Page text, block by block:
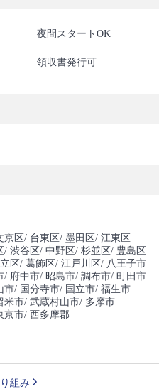
夜間スタートOK
領収書発行可
京区/ 台東区/ 墨田区/ 江東区
/ 渋谷区/ 中野区/ 杉並区/ 豊島区
区/ 葛飾区/ 江戸川区/ 八王子市
/ 府中市/ 昭島市/ 調布市/ 町田市
市/ 国分寺市/ 国立市/ 福生市
米市/ 武蔵村山市/ 多摩市
京市/ 西多摩郡
組み